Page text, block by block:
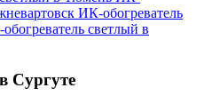
ИК-обогреватель
светлый в
Сургуте